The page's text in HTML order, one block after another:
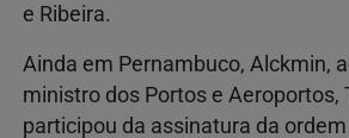
e Ribeira.
Ainda em Pernambuco, Alckmin,
ministro dos Portos e Aeroportos,
participou da assinatura da